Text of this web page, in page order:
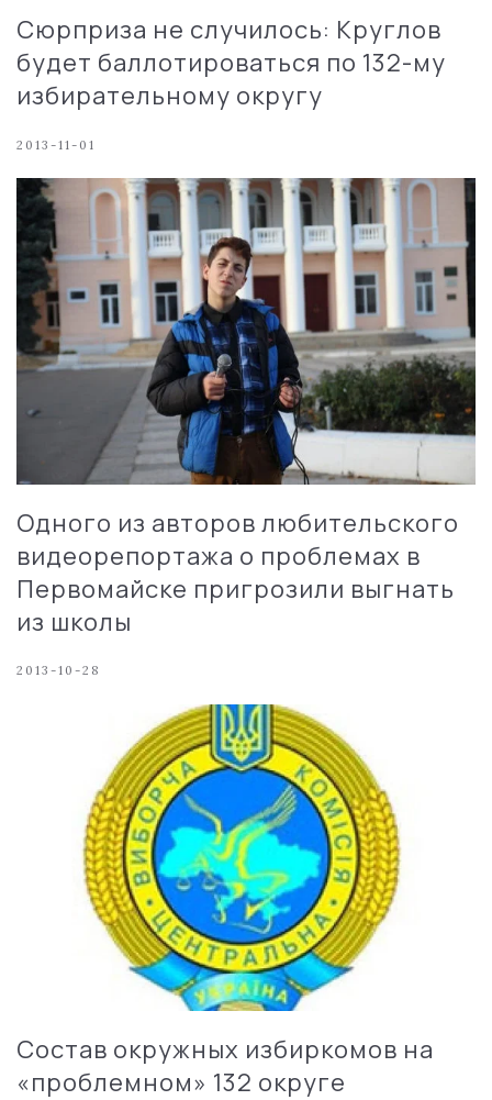
Сюрприза не случилось: Круглов
будет баллотироваться по 132-му
избирательному округу
2013-11-01
Одного из авторов любительского
видеорепортажа о проблемах в
Первомайске пригрозили выгнать
из школы
2013-10-28
Состав окружных избиркомов на
«проблемном» 132 округе